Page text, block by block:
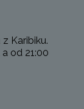
Karibiku.
od 21:00